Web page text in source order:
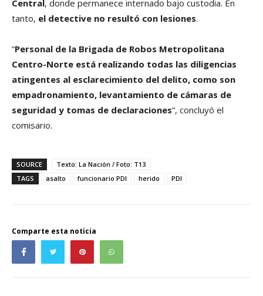
Central, donde permanece internado bajo custodia. En
tanto, el detective no resultó con lesiones.
“Personal de la Brigada de Robos Metropolitana
Centro-Norte está realizando todas las diligencias
atingentes al esclarecimiento del delito, como son
empadronamiento, levantamiento de cámaras de
seguridad y tomas de declaraciones“, concluyó el
comisario.
SOURCE
Texto: La Nación / Foto: T13
TAGS
asalto funcionario PDI herido PDI
Comparte esta noticia